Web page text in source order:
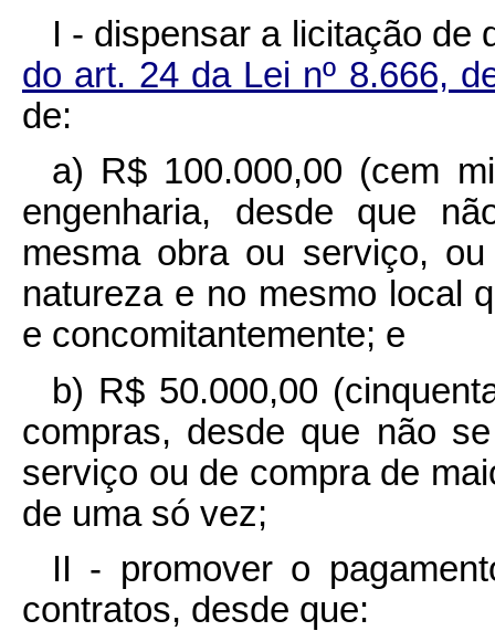
I - dispensar a licitação de
do art. 24 da Lei nº 8.666,
de:
a) R$ 100.000,00 (cem
engenharia, desde que
mesma obra ou serviço,
natureza e no mesmo local
e concomitantemente; e
b) R$ 50.000,00
compras, desde que não
serviço ou de compra de
de uma só vez;
II - promover o
contratos, desde que: